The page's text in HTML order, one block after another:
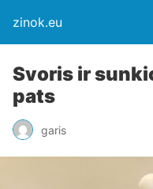
zinok.eu
Svoris ir
pats
garis